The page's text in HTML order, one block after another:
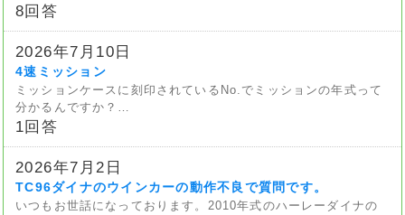
8回答
2026年7月10日
4速ミッション
ミッションケースに刻印されているNo.でミッションの年式って
分かるんですか？…
1回答
2026年7月2日
TC96ダイナのウインカーの動作不良で質問です。
いつもお世話になっております。2010年式のハーレーダイナの